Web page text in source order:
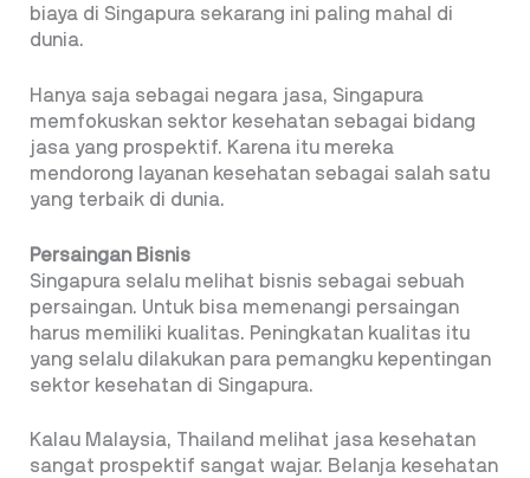
biaya di Singapura sekarang ini paling mahal di
dunia.
Hanya saja sebagai negara jasa, Singapura
memfokuskan sektor kesehatan sebagai bidang
jasa yang prospektif. Karena itu mereka
mendorong layanan kesehatan sebagai salah satu
yang terbaik di dunia.
Persaingan Bisnis
Singapura selalu melihat bisnis sebagai sebuah
persaingan. Untuk bisa memenangi persaingan
harus memiliki kualitas. Peningkatan kualitas itu
yang selalu dilakukan para pemangku kepentingan
sektor kesehatan di Singapura.
Kalau Malaysia, Thailand melihat jasa kesehatan
sangat prospektif sangat wajar. Belanja kesehatan